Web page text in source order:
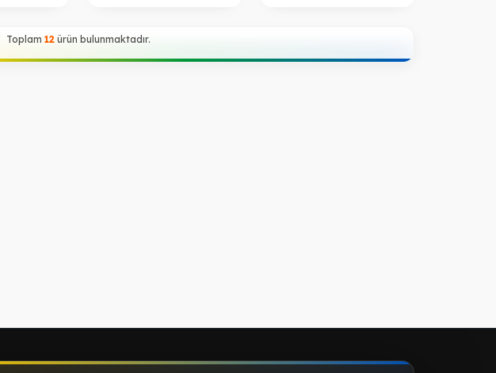
Toplam12 ürün bulunmaktadır.